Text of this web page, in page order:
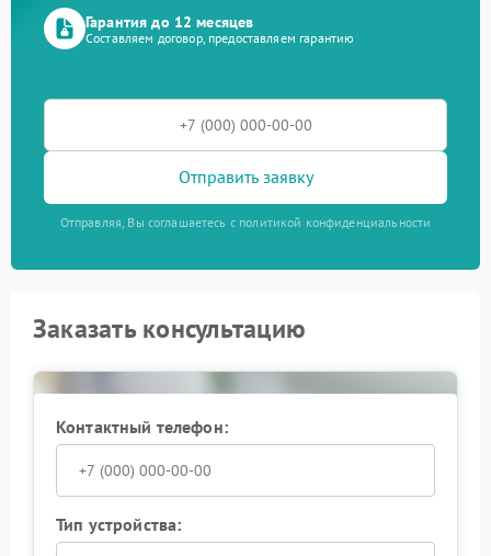
Гарантия до 12 месяцев
Составляем договор, предоставляем гарантию
Отправить заявку
Отправляя, Вы соглашаетесь с политикой конфиденциальности
Заказать консультацию
Контактный телефон:
Тип устройства: